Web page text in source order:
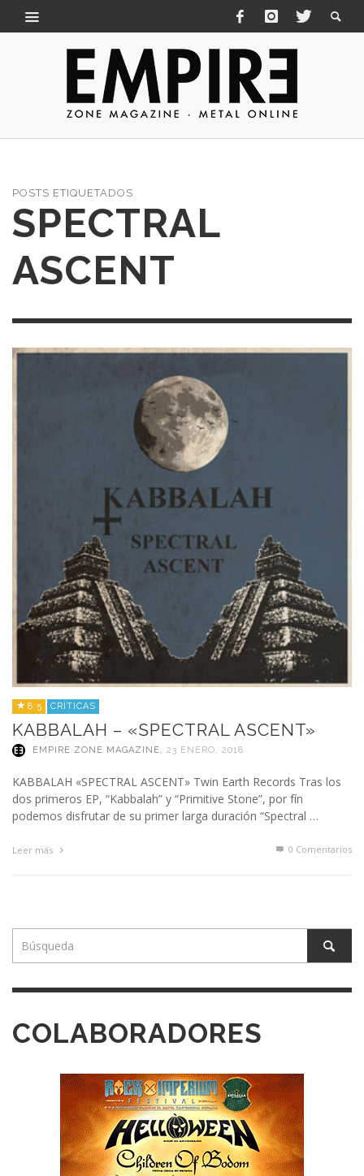
POSTS ETIQUETADOS
SPECTRAL
ASCENT
8.5 CRÍTICAS
KABBALAH – «SPECTRAL ASCENT»
EMPIRE ZONE MAGAZINE, 23 ENERO, 2018
KABBALAH «SPECTRAL ASCENT» Twin Earth Records Tras los
dos primeros EP, “Kabbalah” y “Primitive Stone”, por fín
podemos disfrutar de su primer larga duración “Spectral …
Leer más 0 Comentarios
COLABORADORES